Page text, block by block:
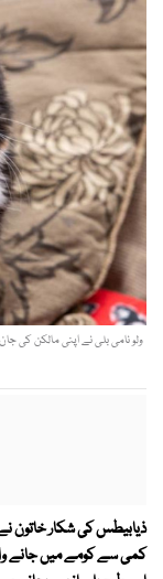
ولو نامی بلی نے اپنی مالکن کی
ذیابیطس کی شکار خاتون
کمی سے کومے میں جانے